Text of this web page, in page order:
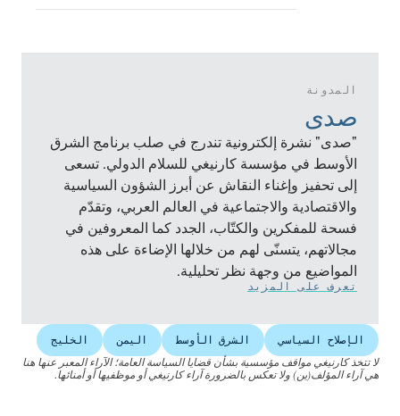
المدونة
صدى
"صدى" نشرة إلكترونية تندرج في صلب برنامج الشرق
الأوسط في مؤسسة كارنيغي للسلام الدولي. تسعى
إلى تحفيز وإغناء النقاش عن أبرز الشؤون السياسية
والاقتصادية والاجتماعية في العالم العربي، وتقدّم
فسحة للمفكرين والكتّاب، الجدد كما المعروفين في
مجالاتهم، يتسنّى لهم من خلالها الإضاءة على هذه
المواضيع من وجهة نظر تحليلية.
تعرف على المزيد
الإصلاح السياسي الشرق الأوسط اليمن
الخليج
لا تتخذ كارنيغي مواقف مؤسسية بشأن قضايا السياسة العامة؛ الآراء المعبر عنها هنا
هي آراء المؤلف(ين) ولا تعكس بالضرورة آراء كارنيغي أو موظفيها أو أمنائها.